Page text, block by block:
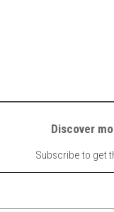
Discover
Subscribe to get